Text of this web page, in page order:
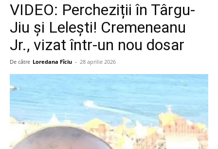
VIDEO: Percheziții în Târgu-
Jiu și Lelești! Cremeneanu
Jr., vizat într-un nou dosar
De către Loredana Fîciu - 28 aprilie 2026